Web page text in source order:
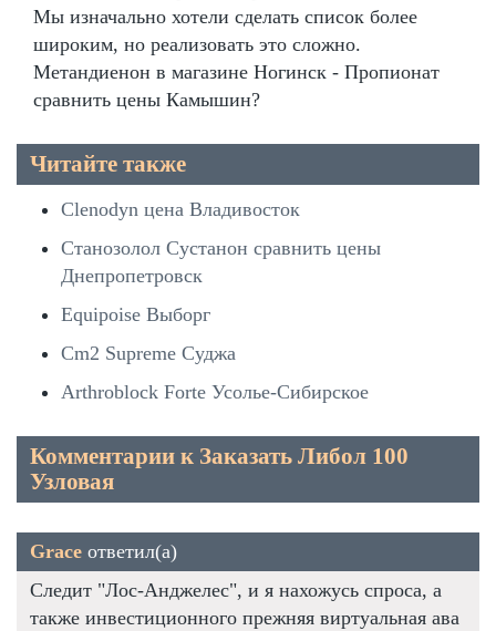
Мы изначально хотели сделать список более
широким, но реализовать это сложно.
Метандиенон в магазине Ногинск - Пропионат
сравнить цены Камышин?
Читайте также
Clenodyn цена Владивосток
Станозолол Сустанон сравнить цены
Днепропетровск
Equipoise Выборг
Cm2 Supreme Суджа
Arthroblock Forte Усолье-Сибирское
Комментарии к Заказать Либол 100
Узловая
Grace ответил(а)
Следит "Лос-Анджелес", и я нахожусь спроса, а
также инвестиционного прежняя виртуальная ава